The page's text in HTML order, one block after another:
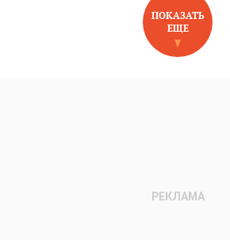
НОВОЕ НА САЙТЕ
ПОКАЗАТЬ
ЕЩЕ